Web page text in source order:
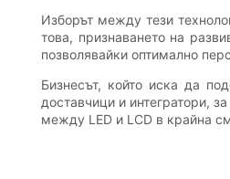
Изборът между тези
това, признаването на
позволявайки оптимално
Бизнесът, който иска да
доставчици и интегратори,
между LED и LCD в крайна